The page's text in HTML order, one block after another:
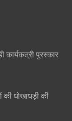
कार्यकत्री पुरस्कार
की धोखाधड़ी की